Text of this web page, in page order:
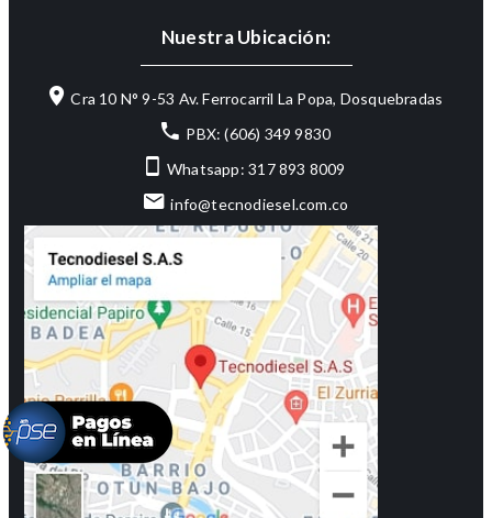
Nuestra Ubicación:
Cra 10 N° 9-53 Av. Ferrocarril La Popa, Dosquebradas
PBX: (606) 349 9830
Whatsapp: 317 893 8009
info@tecnodiesel.com.co